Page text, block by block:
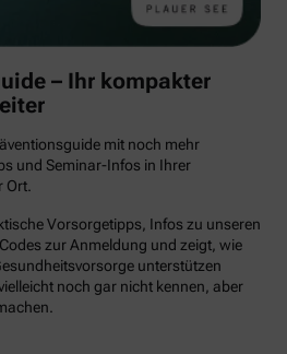
– Ihr kompakter
mit noch mehr
und Seminar-Infos in Ihrer
Vorsorgetipps, Infos zu unseren
zur Anmeldung und zeigt, wie
unterstützen
noch gar nicht kennen, aber